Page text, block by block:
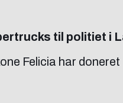
til politiet i
Felicia har